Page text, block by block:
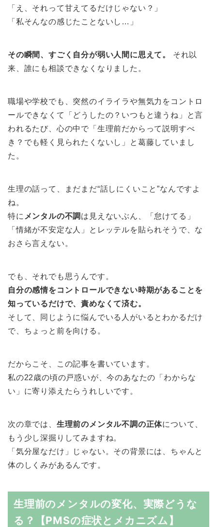
「え、それって甘えてるだけじゃない？」
「私そんなの感じたことないし…」
その瞬間、すごく自分が弱い人間に思えて。
それ以
来、誰にも相談できなくなりました。
職場や学校でも、突然のイライラや無気力をコントロ
ールできなくて「どうしたの？いつもと違うね」と言
われるたび、心の中で「生理前だからって説明すべ
き？でも軽く見られたくないし」と葛藤していまし
た。
生理の話って、まだまだ“話しにくいこと”なんですよ
ね。
特に メンタルの不調 は見えないぶん、「怠けてる」
「情緒が不安定な人」とレッテルを貼られそうで、な
おさら言えない。
でも、それでも思うんです。
自分の感情をコントロールできない時期があることを
知っているだけで、責めなくて済む。
そして、同じように悩んでいる人がいるとわかるだけ
で、ちょっと前を向ける。
だからこそ、この記事を書いています。
私の22歳の頃の戸惑いが、今のあなたの「わからな
い」に寄り添えたらうれしいです。
次の章では、 生理前のメンタル不調の正体について、
もう少し深掘りしてみますね。
「気分屋なだけ」じゃない。その背景には、ちゃんと
体のしくみがあるんです。
生理前のメンタルの変化、実際どうな
る？【PMSの症状とメカニズム】